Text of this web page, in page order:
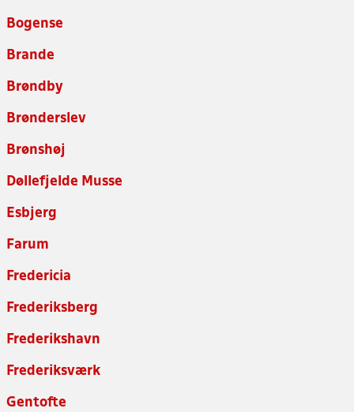
Bogense
Brande
Brøndby
Brønderslev
Brønshøj
Døllefjelde Musse
Esbjerg
Farum
Fredericia
Frederiksberg
Frederikshavn
Frederiksværk
Gentofte